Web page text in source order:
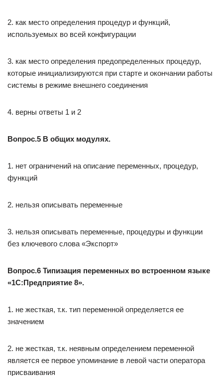
2. как место определения процедур и функций,
используемых во всей конфигурации
3. как место определения предопределенных процедур,
которые инициализируются при старте и окончании работы
системы в режиме внешнего соединения
4. верны ответы 1 и 2
Вопрос.5 В общих модулях.
1. нет ограничений на описание переменных, процедур,
функций
2. нельзя описывать переменные
3. нельзя описывать переменные, процедуры и функции
без ключевого слова «Экспорт»
Вопрос.6 Типизация переменных во встроенном языке
«1С:Предприятие 8».
1. не жесткая, т.к. тип переменной определяется ее
значением
2. не жесткая, т.к. неявным определением переменной
является ее первое упоминание в левой части оператора
присваивания